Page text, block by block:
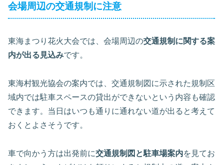
会場周辺の交通規制に注意
東海まつり花火大会では、会場周辺の交通規制に関する案
内が出る見込みです。
東海村観光協会の案内では、交通規制図に示された規制区
域内では駐車スペースの貸出ができないという内容も確認
できます。当日はいつも通りに通れない道が出ると考えて
おくとよさそうです。
車で向かう方は出発前に交通規制図と駐車場案内を見てお